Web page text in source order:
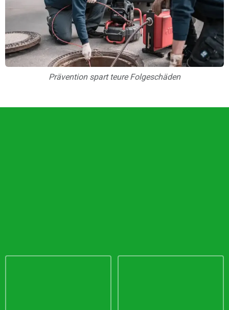
Prävention spart teure Folgeschäden